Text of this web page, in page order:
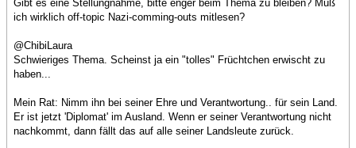
Gibt es eine Stellungnahme, bitte enger beim Thema zu bleiben? Muß
ich wirklich off-topic Nazi-comming-outs mitlesen?
@ChibiLaura
Schwieriges Thema. Scheinst ja ein "tolles" Früchtchen erwischt zu
haben...
Mein Rat: Nimm ihn bei seiner Ehre und Verantwortung.. für sein Land.
Er ist jetzt 'Diplomat' im Ausland. Wenn er seiner Verantwortung nicht
nachkommt, dann fällt das auf alle seiner Landsleute zurück.